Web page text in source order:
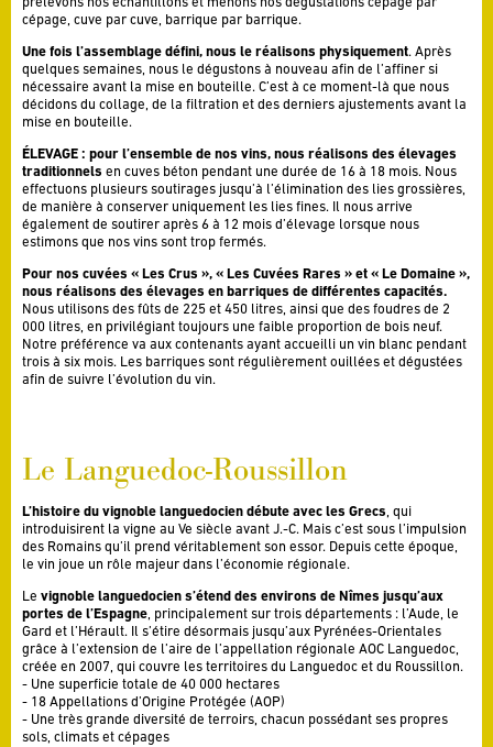
cépage, cuve par cuve, barrique par barrique.
Une fois l’assemblage défini, nous le réalisons physiquement. Après
quelques semaines, nous le dégustons à nouveau afin de l’affiner si
nécessaire avant la mise en bouteille. C’est à ce moment-là que nous
décidons du collage, de la filtration et des derniers ajustements avant la
mise en bouteille.
ÉLEVAGE : pour l’ensemble de nos vins, nous réalisons des élevages
traditionnels en cuves béton pendant une durée de 16 à 18 mois. Nous
effectuons plusieurs soutirages jusqu’à l’élimination des lies grossières,
de manière à conserver uniquement les lies fines. Il nous arrive
également de soutirer après 6 à 12 mois d’élevage lorsque nous
estimons que nos vins sont trop fermés.
Pour nos cuvées « Les Crus », « Les Cuvées Rares » et « Le Domaine »,
nous réalisons des élevages en barriques de différentes capacités.
Nous utilisons des fûts de 225 et 450 litres, ainsi que des foudres de 2
000 litres, en privilégiant toujours une faible proportion de bois neuf.
Notre préférence va aux contenants ayant accueilli un vin blanc pendant
trois à six mois. Les barriques sont régulièrement ouillées et dégustées
afin de suivre l’évolution du vin.
Le Languedoc-Roussillon
L’histoire du vignoble languedocien débute avec les Grecs, qui
introduisirent la vigne au Ve siècle avant J.-C. Mais c’est sous l’impulsion
des Romains qu’il prend véritablement son essor. Depuis cette époque,
le vin joue un rôle majeur dans l’économie régionale.
Le vignoble languedocien s’étend des environs de Nîmes jusqu’aux
portes de l’Espagne, principalement sur trois départements : l’Aude, le
Gard et l’Hérault. Il s’étire désormais jusqu’aux Pyrénées-Orientales
grâce à l’extension de l’aire de l’appellation régionale AOC Languedoc,
créée en 2007, qui couvre les territoires du Languedoc et du Roussillon.
Une superficie totale de 40 000 hectares
18 Appellations d’Origine Protégée (AOP)
Une très grande diversité de terroirs, chacun possédant ses propres
sols, climats et cépages